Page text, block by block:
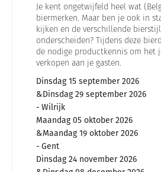
Je kent ongetwijfeld heel wat
biermerken. Maar ben je ook in
kijken en de verschillende
onderscheiden? Tijdens deze
de nodige productkennis om het
verkopen aan je gasten.
Dinsdag 15 september 2026
Dinsdag 29 september 2026
Wilrijk
Maandag 05 oktober 2026
Maandag 19 oktober 2026
Gent
Dinsdag 24 november 2026